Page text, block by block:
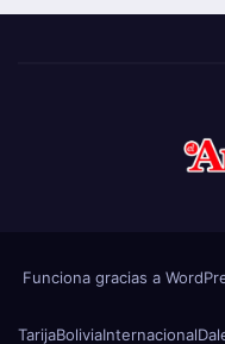
Funciona gracias a
TarijaBoliviaInternacional